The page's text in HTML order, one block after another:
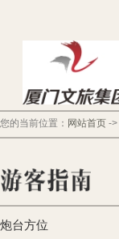
您的当前位置： 网站首页 ->
炮台方位